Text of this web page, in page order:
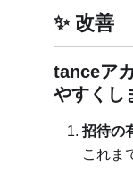
改善
tanceア
やすくし
招待の
これま